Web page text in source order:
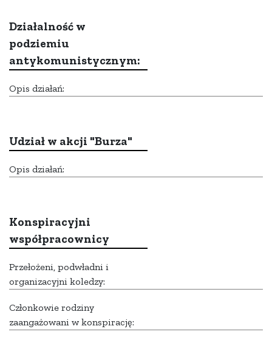
Działalność w
podziemiu
antykomunistycznym:
Opis działań:
Udział w akcji "Burza"
Opis działań:
Konspiracyjni
współpracownicy
Przełożeni, podwładni i
organizacyjni koledzy:
Członkowie rodziny
zaangażowani w konspirację: